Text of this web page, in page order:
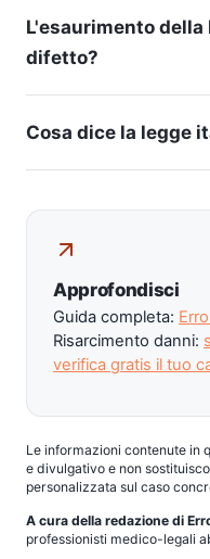
L'esaurimento
difetto?
Cosa dice la legge
Approfondisci
Guida completa:
Risarcimento danni:
verifica gratis il tuo
Le informazioni contenute in
e divulgativo e non
personalizzata sul caso
A cura della redazione di
professionisti medico-legali